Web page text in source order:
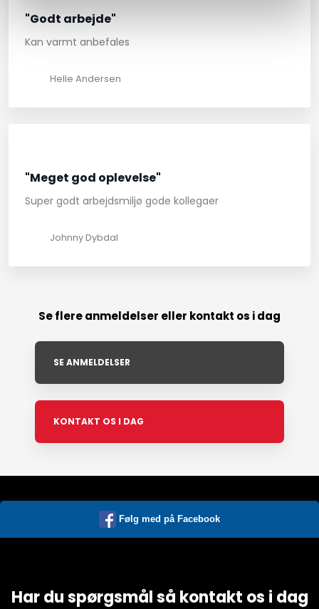
"Godt arbejde"
Kan varmt anbefales
Helle Andersen
"Meget god oplevelse"
Super godt arbejdsmiljø gode kollegaer
Johnny Dybdal
Se flere anmeldelser eller kontakt os i dag
SE ANMELDELSER
KONTAKT OS I DAG
Følg med på Facebook
Har du spørgsmål så kontakt os i dag